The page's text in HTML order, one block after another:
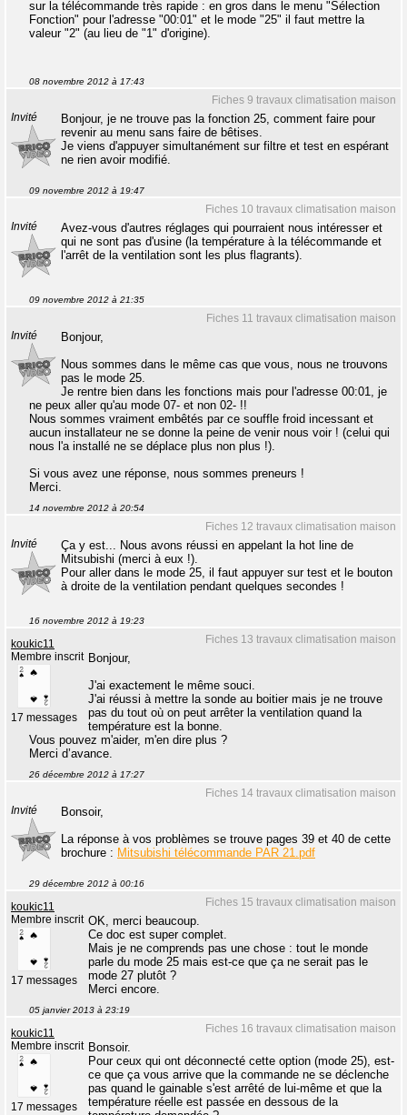
sur la télécommande très rapide : en gros dans le menu "Sélection
Fonction" pour l'adresse "00:01" et le mode "25" il faut mettre la
valeur "2" (au lieu de "1" d'origine).
08 novembre 2012 à 17:43
Fiches 9 travaux climatisation maison
Invité
Bonjour, je ne trouve pas la fonction 25, comment faire pour
revenir au menu sans faire de bêtises.
Je viens d'appuyer simultanément sur filtre et test en espérant
ne rien avoir modifié.
09 novembre 2012 à 19:47
Fiches 10 travaux climatisation maison
Invité
Avez-vous d'autres réglages qui pourraient nous intéresser et
qui ne sont pas d'usine (la température à la télécommande et
l'arrêt de la ventilation sont les plus flagrants).
09 novembre 2012 à 21:35
Fiches 11 travaux climatisation maison
Invité
Bonjour,
Nous sommes dans le même cas que vous, nous ne trouvons
pas le mode 25.
Je rentre bien dans les fonctions mais pour l'adresse 00:01, je
ne peux aller qu'au mode 07- et non 02- !!
Nous sommes vraiment embêtés par ce souffle froid incessant et
aucun installateur ne se donne la peine de venir nous voir ! (celui qui
nous l'a installé ne se déplace plus non plus !).
Si vous avez une réponse, nous sommes preneurs !
Merci.
14 novembre 2012 à 20:54
Fiches 12 travaux climatisation maison
Invité
Ça y est... Nous avons réussi en appelant la hot line de
Mitsubishi (merci à eux !).
Pour aller dans le mode 25, il faut appuyer sur test et le bouton
à droite de la ventilation pendant quelques secondes !
16 novembre 2012 à 19:23
Fiches 13 travaux climatisation maison
koukic11
Membre inscrit
17 messages
Bonjour,
J'ai exactement le même souci.
J'ai réussi à mettre la sonde au boitier mais je ne trouve
pas du tout où on peut arrêter la ventilation quand la
température est la bonne.
Vous pouvez m'aider, m'en dire plus ?
Merci d’avance.
26 décembre 2012 à 17:27
Fiches 14 travaux climatisation maison
Invité
Bonsoir,
La réponse à vos problèmes se trouve pages 39 et 40 de cette
brochure : Mitsubishi télécommande PAR 21.pdf
29 décembre 2012 à 00:16
Fiches 15 travaux climatisation maison
koukic11
Membre inscrit
17 messages
OK, merci beaucoup.
Ce doc est super complet.
Mais je ne comprends pas une chose : tout le monde
parle du mode 25 mais est-ce que ça ne serait pas le
mode 27 plutôt ?
Merci encore.
05 janvier 2013 à 23:19
Fiches 16 travaux climatisation maison
koukic11
Membre inscrit
17 messages
Bonsoir.
Pour ceux qui ont déconnecté cette option (mode 25), est-
ce que ça vous arrive que la commande ne se déclenche
pas quand le gainable s'est arrêté de lui-même et que la
température réelle est passée en dessous de la